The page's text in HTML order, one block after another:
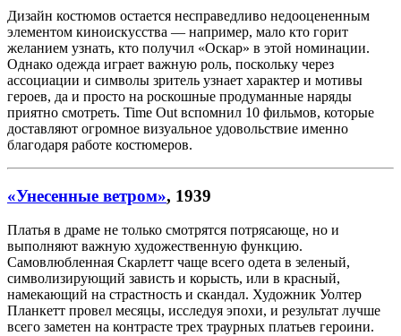
Дизайн костюмов остается несправедливо недооцененным
элементом киноискусства — например, мало кто горит
желанием узнать, кто получил «Оскар» в этой номинации.
Однако одежда играет важную роль, поскольку через
ассоциации и символы зритель узнает характер и мотивы
героев, да и просто на роскошные продуманные наряды
приятно смотреть. Time Out вспомнил 10 фильмов, которые
доставляют огромное визуальное удовольствие именно
благодаря работе костюмеров.
«Унесенные ветром», 1939
Платья в драме не только смотрятся потрясающе, но и
выполняют важную художественную функцию.
Самовлюбленная Скарлетт чаще всего одета в зеленый,
символизирующий зависть и корысть, или в красный,
намекающий на страстность и скандал. Художник Уолтер
Планкетт провел месяцы, исследуя эпохи, и результат лучше
всего заметен на контрасте трех траурных платьев героини.